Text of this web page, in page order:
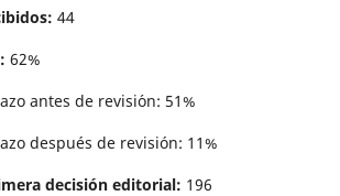
44
62%
antes de revisi´on: 51%
después de revisión: 11%
decisión editorial: 196